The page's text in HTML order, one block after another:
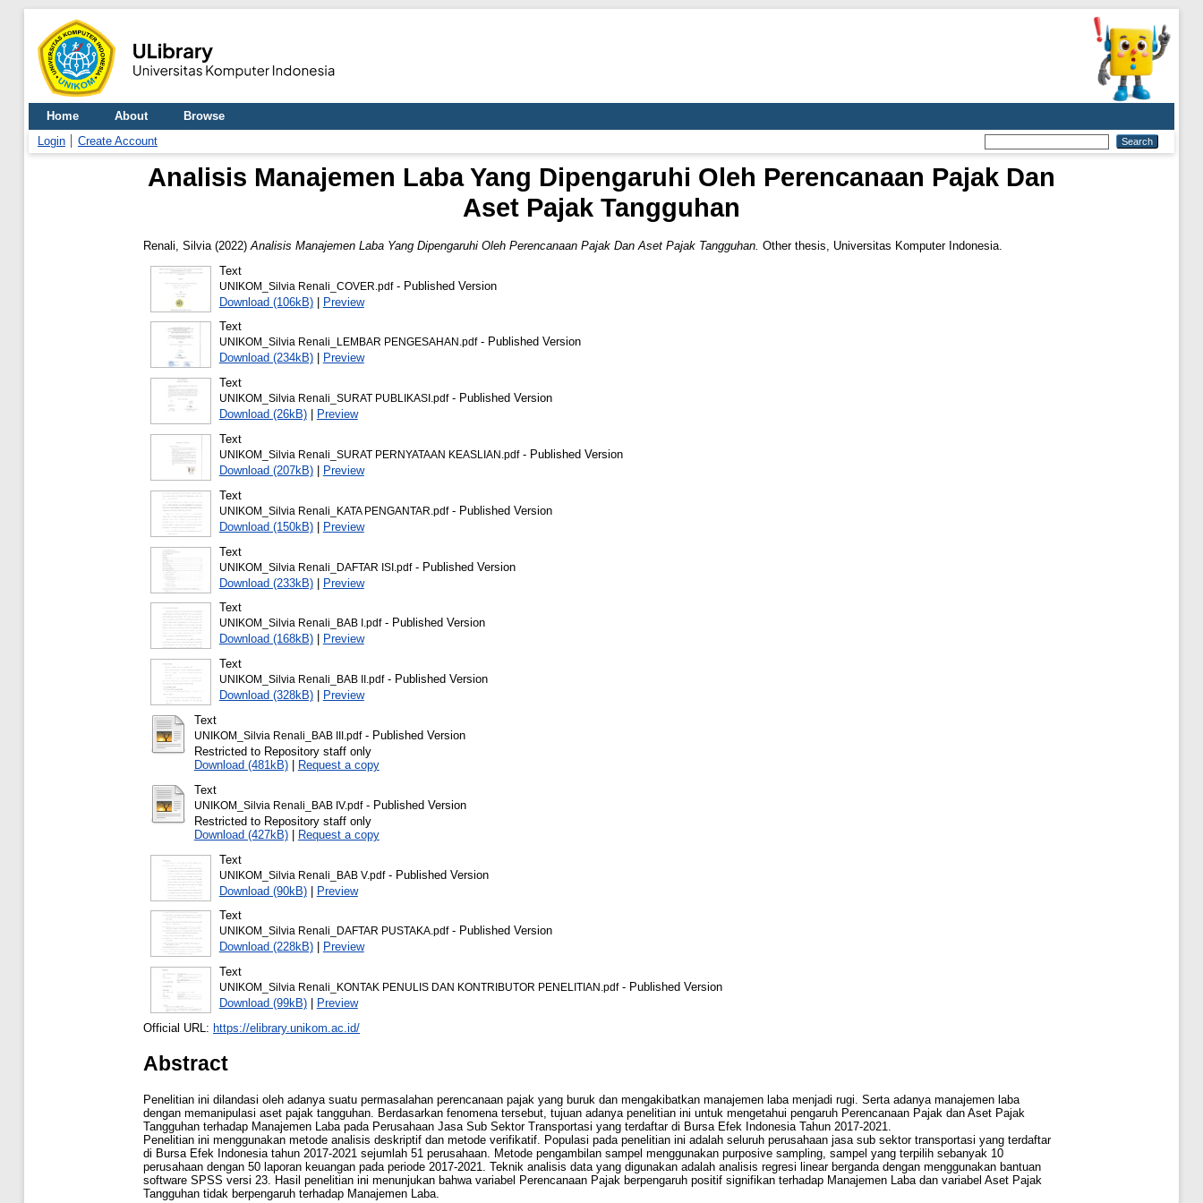
Home About
Browse
Login
Create Account
Analisis Manajemen Laba Yang Dipengaruhi Oleh Perencanaan Pajak Dan
Aset Pajak Tangguhan
Renali, Silvia (2022) Analisis Manajemen Laba Yang Dipengaruhi Oleh Perencanaan Pajak Dan Aset Pajak Tangguhan. Other thesis, Universitas Komputer Indonesia.
Text
UNIKOM_Silvia Renali_COVER.pdf- Published Version
Download (106kB)| Preview
Text
UNIKOM_Silvia Renali_LEMBAR PENGESAHAN.pdf- Published Version
Download (234kB)|
Preview
Text
UNIKOM_Silvia Renali_SURAT PUBLIKASI.pdf- Published Version
Download (26kB)|
Preview
Text
UNIKOM_Silvia Renali_SURAT PERNYATAAN KEASLIAN.pdf- Published Version
Download (207kB)|
Preview
Text
UNIKOM_Silvia Renali_KATA PENGANTAR.pdf- Published Version
Download (150kB)|
Preview
Text
UNIKOM_Silvia Renali_DAFTAR ISI.pdf- Published Version
Download (233kB)| Preview
Text
UNIKOM_Silvia Renali_BAB I.pdf- Published Version
Download (168kB)|
Preview
Text
UNIKOM_Silvia Renali_BAB II.pdf- Published Version
Download (328kB)|
Preview
Text
UNIKOM_Silvia Renali_BAB III.pdf- Published Version
Restricted to Repository staff only
Download (481kB)|
Request a copy
Text
UNIKOM_Silvia Renali_BAB IV.pdf- Published Version
Restricted to Repository staff only
Download (427kB)|
Request a copy
Text
UNIKOM_Silvia Renali_BAB V.pdf- Published Version
Download (90kB)| Preview
Text
UNIKOM_Silvia Renali_DAFTAR PUSTAKA.pdf- Published Version
Download (228kB)|
Preview
Text
UNIKOM_Silvia Renali_KONTAK PENULIS DAN KONTRIBUTOR PENELITIAN.pdf- Published Version
Download (99kB)|
Preview
Official URL: https://elibrary.unikom.ac.id/
Abstract
Penelitian ini dilandasi oleh adanya suatu permasalahan perencanaan pajak yang buruk dan mengakibatkan manajemen laba menjadi rugi. Serta adanya manajemen laba
dengan memanipulasi aset pajak tangguhan. Berdasarkan fenomena tersebut, tujuan adanya penelitian ini untuk mengetahui pengaruh Perencanaan Pajak dan Aset Pajak
Tangguhan terhadap Manajemen Laba pada Perusahaan Jasa Sub Sektor Transportasi yang terdaftar di Bursa Efek Indonesia Tahun 2017-2021.
Penelitian ini menggunakan metode analisis deskriptif dan metode verifikatif. Populasi pada penelitian ini adalah seluruh perusahaan jasa sub sektor transportasi yang terdaftar
di Bursa Efek Indonesia tahun 2017-2021 sejumlah 51 perusahaan. Metode pengambilan sampel menggunakan purposive sampling, sampel yang terpilih sebanyak 10
perusahaan dengan 50 laporan keuangan pada periode 2017-2021. Teknik analisis data yang digunakan adalah analisis regresi linear berganda dengan menggunakan bantuan
software SPSS versi 23. Hasil penelitian ini menunjukan bahwa variabel Perencanaan Pajak berpengaruh positif signifikan terhadap Manajemen Laba dan variabel Aset Pajak
Tangguhan tidak berpengaruh terhadap Manajemen Laba.